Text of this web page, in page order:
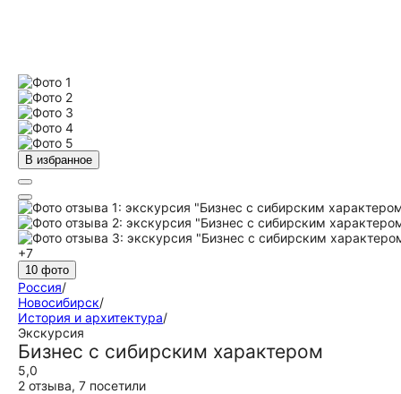
В избранное
+7
10 фото
Россия/
Новосибирск/
История и архитектура/
Экскурсия
Бизнес с сибирским характером
5,0
2 отзыва, 7 посетили